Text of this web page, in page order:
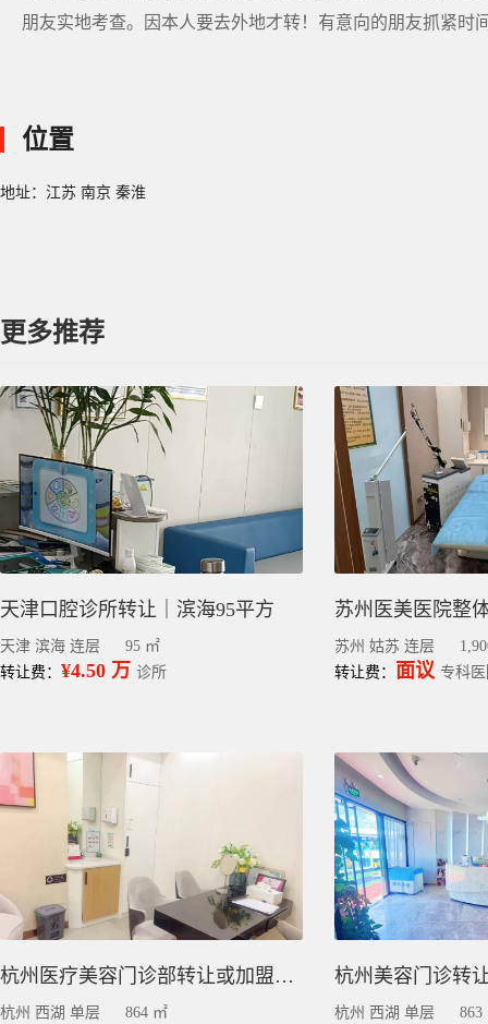
朋友实地考查。因本人要去外地才转！有意向的朋友抓紧时
位置
地址：江苏 南京 秦淮
更多推荐
天津口腔诊所转让｜滨海95平方
天津 滨海 连层
95 ㎡
转让费： ¥4.50 万 诊所
苏州 姑苏 连层
转让费： 面议 专科
杭州医疗美容门诊部转让或加盟合作 ｜西湖863.8平
杭州 西湖 单层 864 ㎡ 杭州 西湖 单层 863